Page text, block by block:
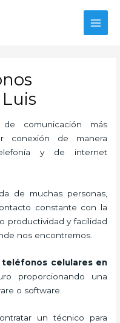
comunicación más
conexión de manera
y de internet
de muchas personas,
constante con la
productividad y facilidad
nos encontremos.
celulares en
proporcionando una
o software.
un técnico para